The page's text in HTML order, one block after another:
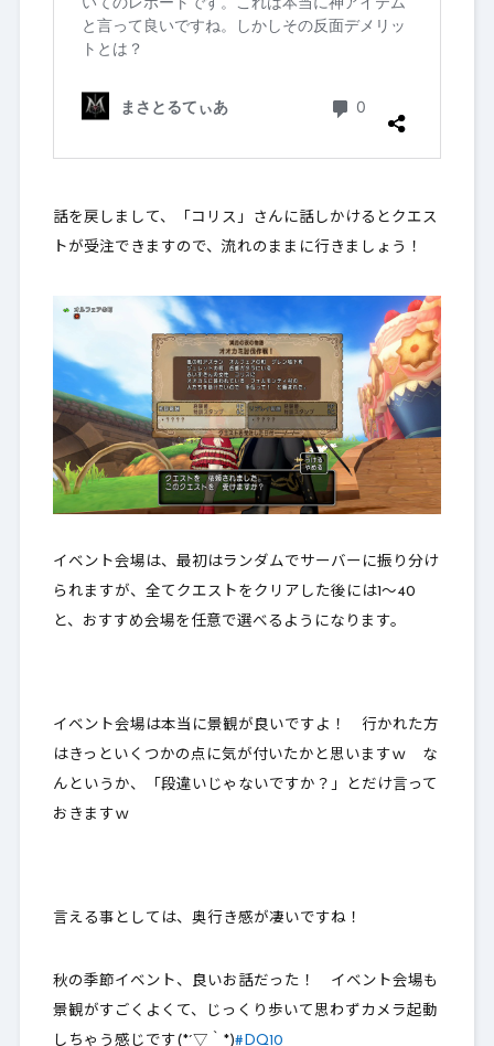
話を戻しまして、「コリス」さんに話しかけるとクエス
トが受注できますので、流れのままに行きましょう！
イベント会場は、最初はランダムでサーバーに振り分け
られますが、全てクエストをクリアした後には1～40
と、おすすめ会場を任意で選べるようになります。
イベント会場は本当に景観が良いですよ！ 行かれた方
はきっといくつかの点に気が付いたかと思いますｗ な
んというか、「段違いじゃないですか？」とだけ言って
おきますｗ
言える事としては、奥行き感が凄いですね！
秋の季節イベント、良いお話だった！ イベント会場も
景観がすごくよくて、じっくり歩いて思わずカメラ起動
しちゃう感じです(*´▽｀*)#DQ10